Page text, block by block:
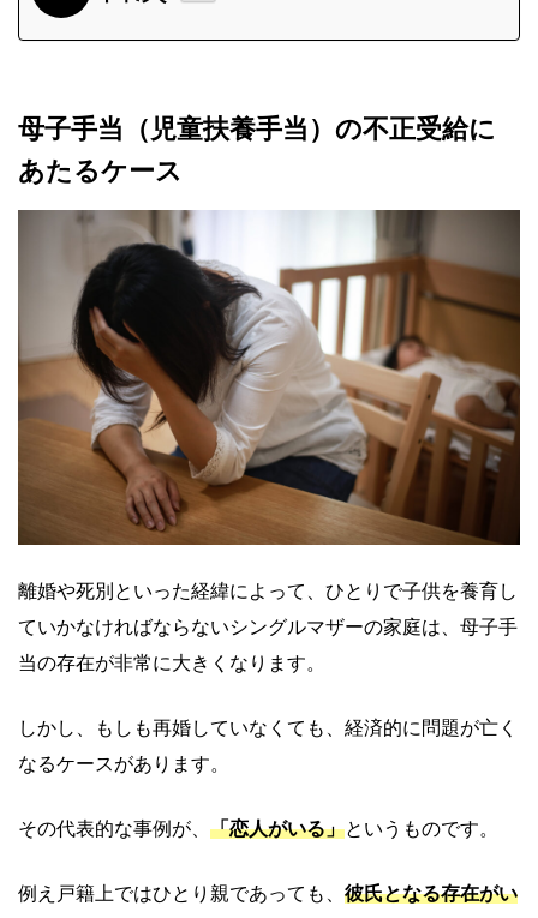
母子手当（児童扶養手当）の不正受給に
あたるケース
離婚や死別といった経緯によって、ひとりで子供を養育し
ていかなければならないシングルマザーの家庭は、母子手
当の存在が非常に大きくなります。
しかし、もしも再婚していなくても、経済的に問題が亡く
なるケースがあります。
その代表的な事例が、 「恋人がいる」というものです。
例え戸籍上ではひとり親であっても、 彼氏となる存在がい